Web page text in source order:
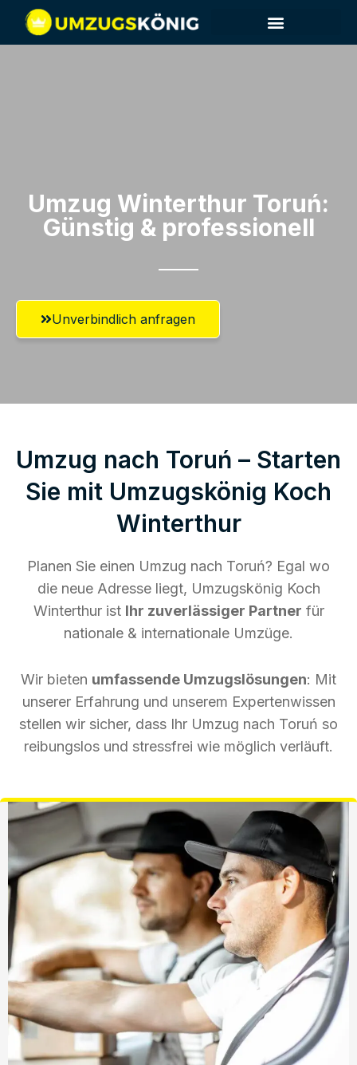
Umzug Winterthur​ Toruń:
Günstig & professionell​
Unverbindlich anfragen
Umzug nach Toruń – Starten
Sie mit Umzugskönig Koch
Winterthur
Planen Sie einen Umzug nach Toruń? Egal wo
die neue Adresse liegt, Umzugskönig Koch
Winterthur ist Ihr zuverlässiger Partner für
nationale & internationale Umzüge.
Wir bieten umfassende Umzugslösungen: Mit
unserer Erfahrung und unserem Expertenwissen
stellen wir sicher, dass Ihr Umzug nach Toruń so
reibungslos und stressfrei wie möglich verläuft.